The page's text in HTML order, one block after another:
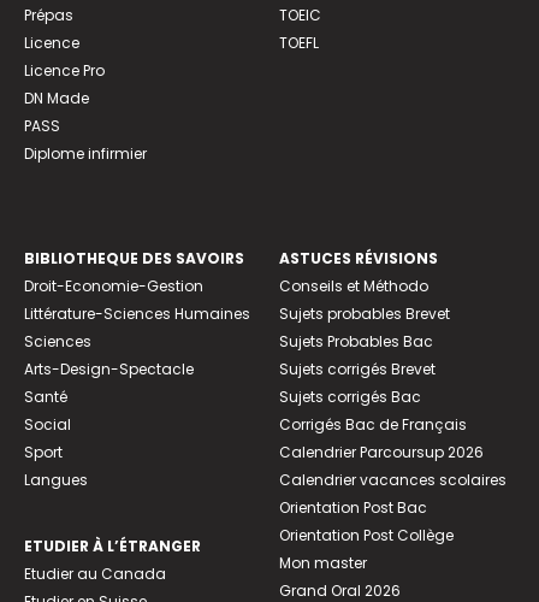
Prépas
Licence
Licence Pro
DN Made
PASS
Diplome infirmier
TOEIC
TOEFL
BIBLIOTHEQUE DES SAVOIRS
Droit-Economie-Gestion
Littérature-Sciences Humaines
Sciences
Arts-Design-Spectacle
Santé
Social
Sport
Langues
ETUDIER À L’ÉTRANGER
Etudier au Canada
ASTUCES RÉVISIONS
Conseils et Méthodo
Sujets probables Brevet
Sujets Probables Bac
Sujets corrigés Brevet
Sujets corrigés Bac
Corrigés Bac de Français
Calendrier Parcoursup 2026
Calendrier vacances scolaires
Orientation Post Bac
Orientation Post Collège
Mon master
Grand Oral 2026